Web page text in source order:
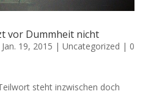
vor Dummheit nicht
Jan. 19, 2015 | Uncategorized | 0
steht inzwischen doch